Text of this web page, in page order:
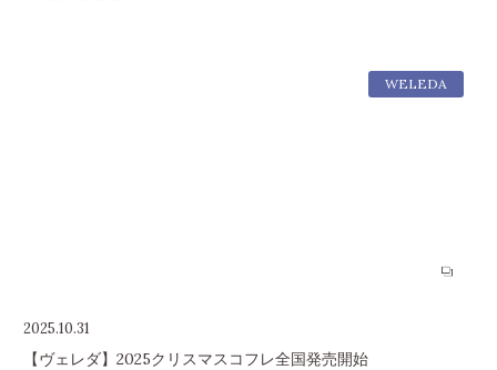
WELEDA
2025.10.31
【ヴェレダ】2025クリスマスコフレ全国発売開始